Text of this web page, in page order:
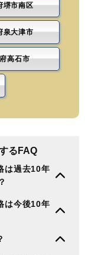
堺市南区
泉大津市
高石市
るFAQ
は過去10年
は今後10年